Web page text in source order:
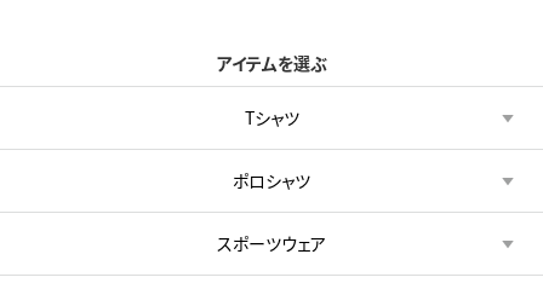
アイテムを選ぶ
Tシャツ
ポロシャツ
スポーツウェア